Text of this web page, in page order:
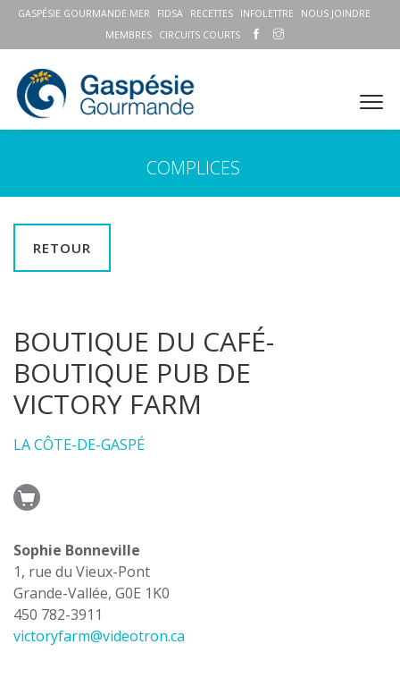
GASPÉSIE GOURMANDE MER FIDSA RECETTES INFOLETTRE
NOUS JOINDRE
MEMBRES
CIRCUITS COURTS
COMPLICES
RETOUR
BOUTIQUE DU CAFÉ-
BOUTIQUE PUB DE
VICTORY FARM
LA CÔTE-DE-GASPÉ
Sophie Bonneville
1, rue du Vieux-Pont
Grande-Vallée, G0E 1K0
450 782-3911
victoryfarm@videotron.ca